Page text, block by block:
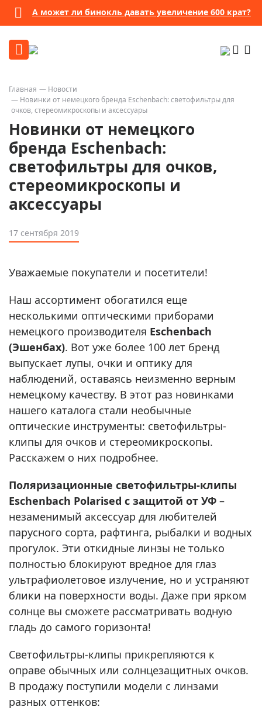
А может ли бинокль давать увеличение 600 крат?
Главная
Новости
Новинки от немецкого бренда Eschenbach: светофильтры для
очков, стереомикроскопы и аксессуары
Новинки от немецкого
бренда Eschenbach:
светофильтры для очков,
стереомикроскопы и
аксессуары
17 сентября 2019
Уважаемые покупатели и посетители!
Наш ассортимент обогатился еще
несколькими оптическими приборами
немецкого производителя Eschenbach
(Эшенбах). Вот уже более 100 лет бренд
выпускает лупы, очки и оптику для
наблюдений, оставаясь неизменно верным
немецкому качеству. В этот раз новинками
нашего каталога стали необычные
оптические инструменты: светофильтры-
клипы для очков и стереомикроскопы.
Расскажем о них подробнее.
Поляризационные светофильтры-клипы
Eschenbach Polarised с защитой от УФ –
незаменимый аксессуар для любителей
парусного сорта, рафтинга, рыбалки и водных
прогулок. Эти откидные линзы не только
полностью блокируют вредное для глаз
ультрафиолетовое излучение, но и устраняют
блики на поверхности воды. Даже при ярком
солнце вы сможете рассматривать водную
гладь до самого горизонта!
Светофильтры-клипы прикрепляются к
оправе обычных или солнцезащитных очков.
В продажу поступили модели с линзами
разных оттенков: